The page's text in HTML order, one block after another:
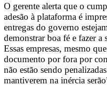
O gerente alerta que o
adesão à plataforma é
entregas do governo
demonstrar boa fé e fazer a
Essas empresas, mesmo
documento por fora por
não estão sendo
mantiverem na inércia